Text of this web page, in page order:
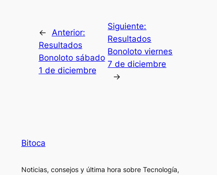
← Anterior:
Resultados
Bonoloto sábado
1 de diciembre
Siguiente:
Resultados
Bonoloto viernes
7 de diciembre
→
Bitoca
Noticias, consejos y última hora sobre Tecnología,